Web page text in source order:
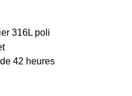
316L poli
42 heures